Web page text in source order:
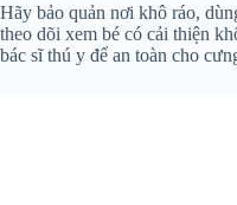
Hãy bảo quản nơi khô ráo,
theo dõi xem bé có cải thiện
bác sĩ thú y để an toàn cho